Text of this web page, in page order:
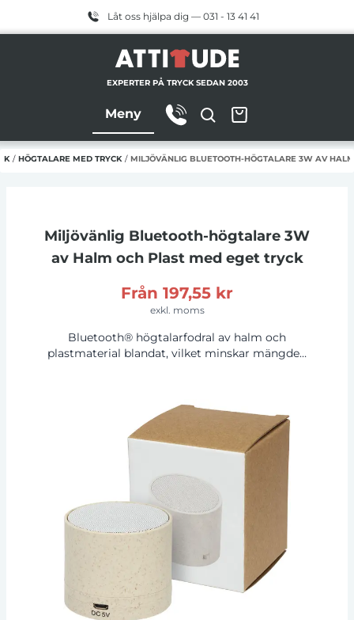
Låt oss hjälpa dig — 031 - 13 41 41
EXPERTER PÅ TRYCK SEDAN 2003
Meny
/ HÖGTALARE MED TRYCK / MILJÖVÄNLIG BLUETOOTH-HÖGTALARE 3W AV
Miljövänlig Bluetooth-högtalare 3W
av Halm och Plastmed eget tryck
Från 197,55 kr
exkl. moms
Bluetooth® högtalarfodral av halm och
plastmaterial blandat, vilket minskar mängden
utgång. Bluetooth® 5.0. Förpackad i en
presentförpackning och levereras med en
bruksanvisning (båda tillverkade av hållbart
material) Micro-USB laddningskabel medföljer.